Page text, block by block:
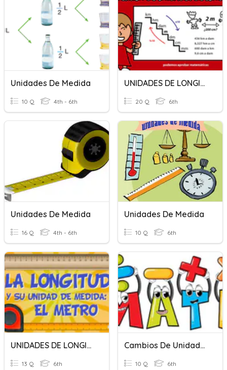
Unidades De Medida
10 Q 4th - 6th
UNIDADES DE LONGITUD
20 Q 6th
Unidades De Medida
16 Q 4th - 6th
Unidades De Medida
10 Q 6th
UNIDADES DE LONGITUD
13 Q 6th
Cambios De Unidades.
10 Q 6th